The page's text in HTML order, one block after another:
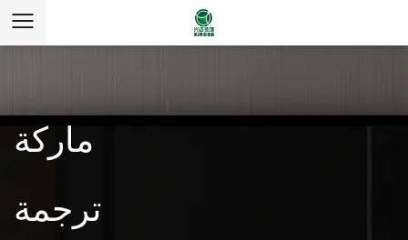
ماركة
ترجمة